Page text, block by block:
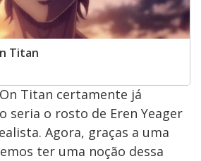
Titan
Titan certamente já
seria o rosto de Eren Yeager
Agora, graças a uma
ter uma noção dessa